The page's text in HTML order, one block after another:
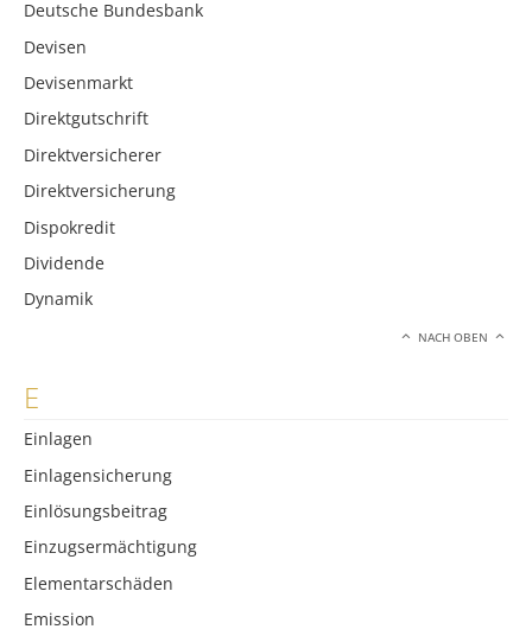
Deutsche Bundesbank
Devisen
Devisenmarkt
Direktgutschrift
Direktversicherer
Direktversicherung
Dispokredit
Dividende
Dynamik
NACH OBEN
E
Einlagen
Einlagensicherung
Einlösungsbeitrag
Einzugsermächtigung
Elementarschäden
Emission